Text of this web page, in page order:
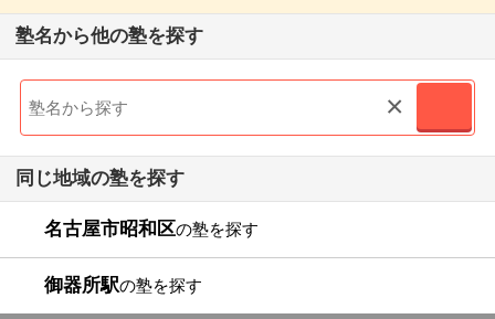
塾名から他の塾を探す
×
同じ地域の塾を探す
名古屋市昭和区の塾を探す
御器所駅の塾を探す